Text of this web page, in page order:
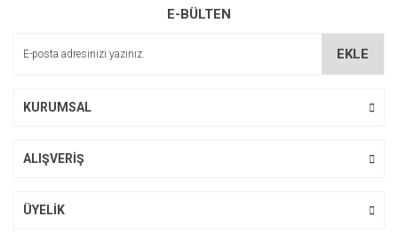
Ürün açıklamasında eksik bilgiler bulunuyor.
E-BÜLTEN
EKLE
KURUMSAL
ALIŞVERİŞ
ÜYELİK